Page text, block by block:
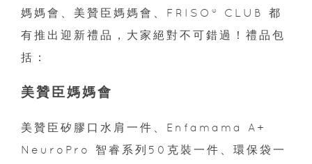
媽媽會、美贊臣媽媽會、FRISO® CLUB 都
有推出迎新禮品，大家絕對不可錯過！禮品包
括：
美贊臣媽媽會
美贊臣矽膠口水肩一件、Enfamama A+
NeuroPro 智睿系列50克裝一件、環保袋一